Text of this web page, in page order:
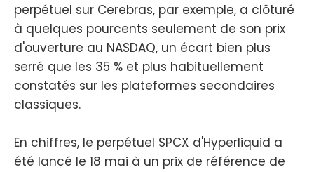
perpétuel sur Cerebras, par exemple, a clôturé
à quelques pourcents seulement de son prix
d'ouverture au NASDAQ, un écart bien plus
serré que les 35 % et plus habituellement
constatés sur les plateformes secondaires
classiques.
En chiffres, le perpétuel SPCX d'Hyperliquid a
été lancé le 18 mai à un prix de référence de